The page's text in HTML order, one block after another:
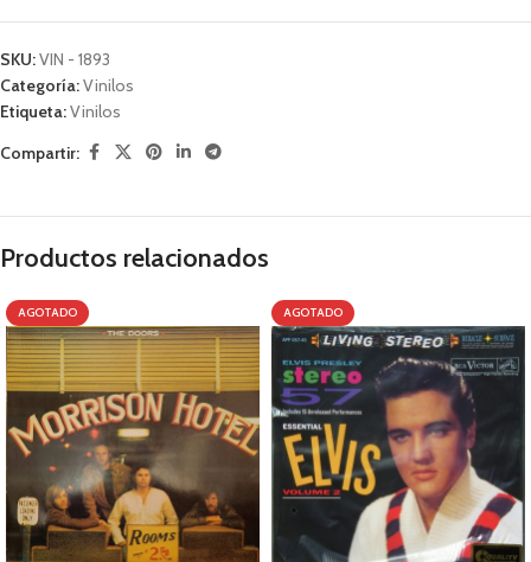
SKU:VIN - 1893
Categoría:Vinilos
Etiqueta:Vinilos
Compartir:
Productos relacionados
AGOTADO AGOTADO